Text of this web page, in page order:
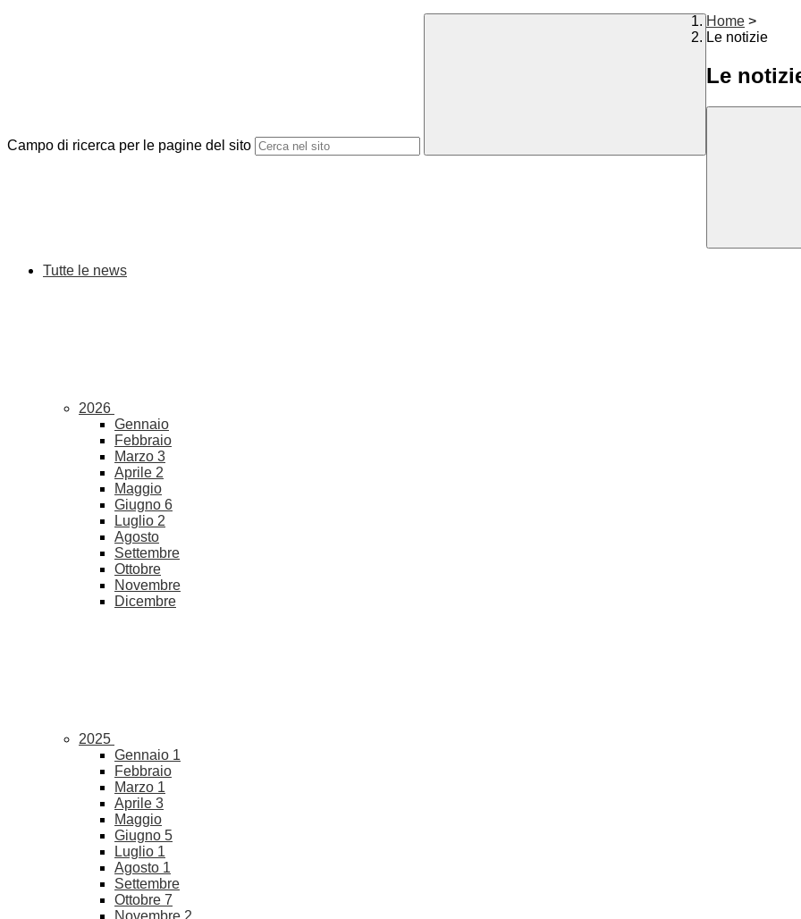
Campo di ricerca per le pagine del sito
Home >
Le notizie
Le
Tutte le news
2026
Gennaio
Febbraio
Marzo 3
Aprile 2
Maggio
Giugno 6
Luglio 2
Agosto
Settembre
Ottobre
Novembre
Dicembre
2025
Gennaio 1
Febbraio
Marzo 1
Aprile 3
Maggio
Giugno 5
Luglio 1
Agosto 1
Settembre
Ottobre 7